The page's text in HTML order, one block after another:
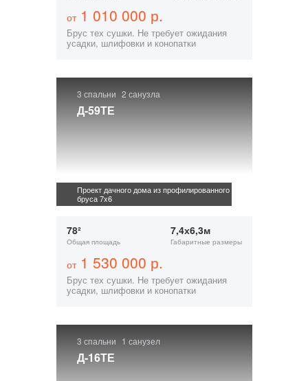
от1 010 000 р.
Брус тех сушки. Не требует ожидания
усадки, шлифовки и конопатки
3 спальни 2 санузла
Д-59ТЕ
Проект дачного дома из профилированного
бруса 7x6
78²
Общая площадь
7,4х6,3м
Габаритные размеры
от1 530 000 р.
Брус тех сушки. Не требует ожидания
усадки, шлифовки и конопатки
3 спальни 1 санузел
Д-16ТЕ